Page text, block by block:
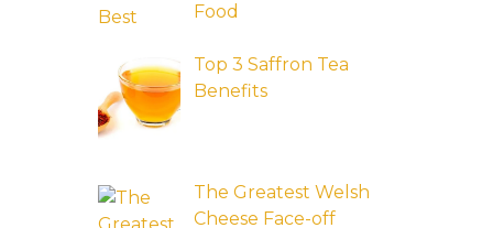
Food
Top 3 Saffron Tea
Benefits
The Greatest Welsh
Cheese Face-off